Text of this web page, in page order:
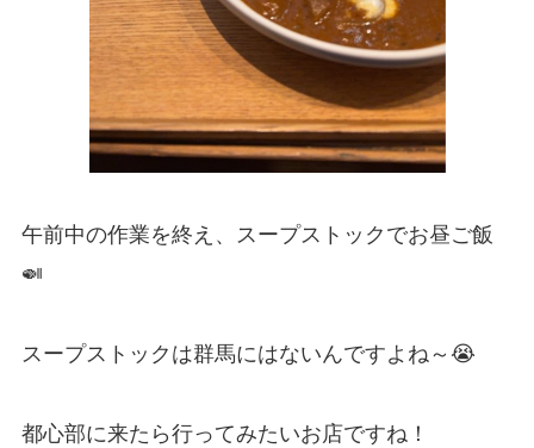
午前中の作業を終え、スープストックでお昼ご飯
🍛
スープストックは群馬にはないんですよね～😭
都心部に来たら行ってみたいお店ですね！